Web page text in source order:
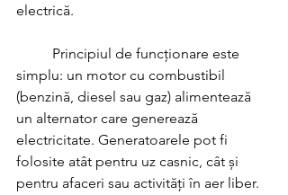
electrică.
simplu: un motor cu combustibil
(benzină, diesel sau gaz) alimentează
un alternator care generează
electricitate. Generatoarele pot fi
folosite atât pentru uz casnic, cât și
pentru afaceri sau activități în aer liber.